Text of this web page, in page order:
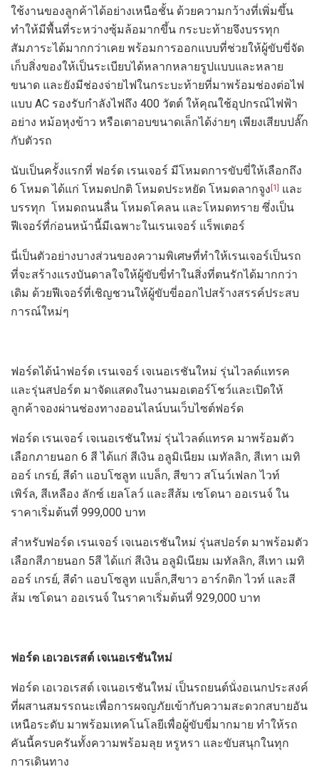
ใช้งานของลูกค้าได้อย่างเหนือชั้น ด้วยความกว้างที่เพิ่มขึ้น
ทำให้มีพื้นที่ระหว่างซุ้มล้อมากขึ้น กระบะท้ายจึงบรรทุก
สัมภาระได้มากกว่าเคย พร้อมการออกแบบที่ช่วยให้ผู้ขับขี่จัด
เก็บสิ่งของให้เป็นระเบียบได้หลากหลายรูปแบบและหลาย
ขนาด และยังมีช่องจ่ายไฟในกระบะท้ายที่มาพร้อมช่องต่อไฟ
แบบ AC รองรับกำลังไฟถึง 400 วัตต์ ให้คุณใช้อุปกรณ์ไฟฟ้า
อย่าง หม้อหุงข้าว หรือเตาอบขนาดเล็กได้ง่ายๆ เพียงเสียบปลั๊ก
กับตัวรถ
นับเป็นครั้งแรกที่ ฟอร์ด เรนเจอร์ มีโหมดการขับขี่ให้เลือกถึง
6 โหมด ได้แก่ โหมดปกติ โหมดประหยัด โหมดลากจูง [1]
และ
บรรทุก โหมดถนนลื่น โหมดโคลน และโหมดทราย ซึ่งเป็น
ฟีเจอร์ที่ก่อนหน้านี้มีเฉพาะในเรนเจอร์ แร็พเตอร์
นี่เป็นตัวอย่างบางส่วนของความพิเศษที่ทำให้เรนเจอร์เป็นรถ
ที่จะสร้างแรงบันดาลใจให้ผู้ขับขี่ทำในสิ่งที่ตนรักได้มากกว่า
เดิม ด้วยฟีเจอร์ที่เชิญชวนให้ผู้ขับขี่ออกไปสร้างสรรค์ประสบ
การณ์ใหม่ๆ
ฟอร์ดได้นำฟอร์ด เรนเจอร์ เจเนอเรชันใหม่ รุ่นไวลด์แทรค
และรุ่นสปอร์ต มาจัดแสดงในงานมอเตอร์โชว์และเปิดให้
ลูกค้าจองผ่านช่องทางออนไลน์บนเว็บไซต์ฟอร์ด
ฟอร์ด เรนเจอร์ เจเนอเรชันใหม่ รุ่นไวลด์แทรค มาพร้อมตัว
เลือกภายนอก 6 สี ได้แก่ สีเงิน อลูมิเนียม เมทัลลิก, สีเทา เมทิ
ออร์ เกรย์, สีดำ แอบโซลูท แบล็ก, สีขาว สโนว์เฟลก ไวท์
เพิร์ล, สีเหลือง ลักซ์ เยลโลว์ และสีส้ม เซโดนา ออเรนจ์ ใน
ราคาเริ่มต้นที่ 999,000 บาท
สำหรับฟอร์ด เรนเจอร์ เจเนอเรชันใหม่ รุ่นสปอร์ต มาพร้อมตัว
เลือกสีภายนอก 5สี ได้แก่ สีเงิน อลูมิเนียม เมทัลลิก, สีเทา เมทิ
ออร์ เกรย์, สีดำ แอบโซลูท แบล็ก,สีขาว อาร์กติก ไวท์ และสี
ส้ม เซโดนา ออเรนจ์ ในราคาเริ่มต้นที่ 929,000 บาท
ฟอร์ด เอเวอเรสต์ เจเนอเรชันใหม่
ฟอร์ด เอเวอเรสต์ เจเนอเรชันใหม่ เป็นรถยนต์นั่งอเนกประสงค์
ที่ผสานสมรรถนะเพื่อการผจญภัยเข้ากับความสะดวกสบายอัน
เหนือระดับ มาพร้อมเทคโนโลยีเพื่อผู้ขับขี่มากมาย ทำให้รถ
คันนี้ครบครันทั้งความพร้อมลุย หรูหรา และขับสนุกในทุก
การเดินทาง